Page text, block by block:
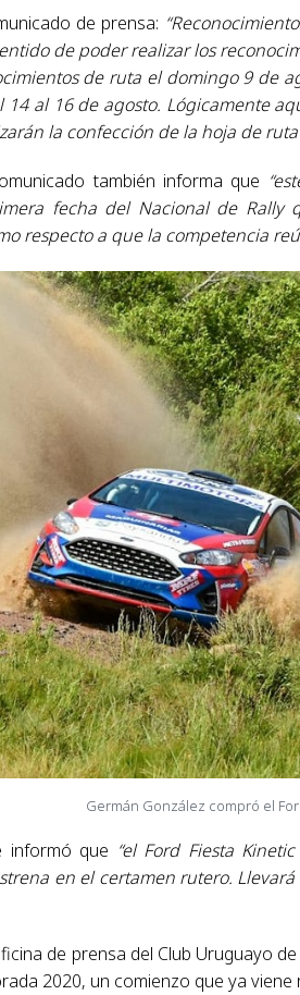
de prensa:
de poder realizar los
de ruta el domingo 9 de
14 al 16 de agosto. Lógicamente
la confección de la hoja de
también informa que
fecha del Nacional de
respecto a que la competencia
Germán González compró el
informó que “el Ford Fiesta
en el certamen rutero.
de prensa del Club Uruguayo
2020, un comienzo que ya